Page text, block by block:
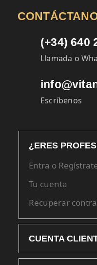
(+34) 640
Llamada o
Escríbenos
¿ERES
Entra o
Tu cuenta
Recuperar
CUENTA